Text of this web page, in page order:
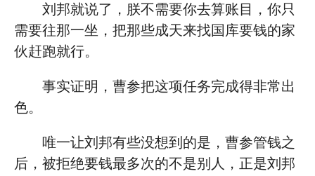
刘邦就说了，朕不需要你去算账目，你只
需要往那一坐，把那些成天来找国库要钱的家
伙赶跑就行。
事实证明，曹参把这项任务完成得非常出
色。
唯一让刘邦有些没想到的是，曹参管钱之
后，被拒绝要钱最多次的不是别人，正是刘邦